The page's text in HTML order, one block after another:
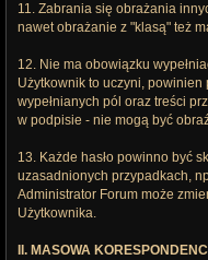
11. Zabrania się obrażania
nawet obrażanie z "klasą" też
12. Nie ma obowiązku
Użytkownik to uczyni,
wypełnianych pól oraz treści
w podpisie - nie mogą być
13. Każde hasło powinno być
uzasadnionych przypadkach,
Administrator Forum może
Użytkownika.
II. MASOWA